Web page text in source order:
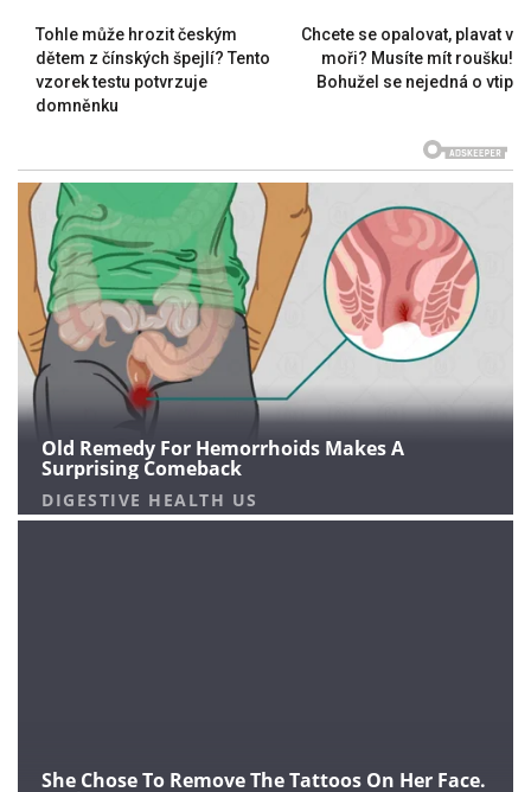
Tohle může hrozit českým
dětem z čínských špejlí? Tento
vzorek testu potvrzuje
domněnku
Chcete se opalovat, plavat v
moři? Musíte mít roušku!
Bohužel se nejedná o vtip